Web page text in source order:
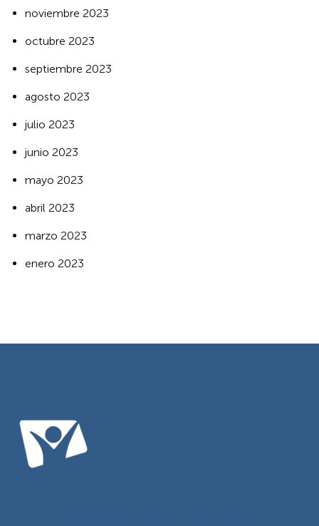
noviembre 2023
octubre 2023
septiembre 2023
agosto 2023
julio 2023
junio 2023
mayo 2023
abril 2023
marzo 2023
enero 2023